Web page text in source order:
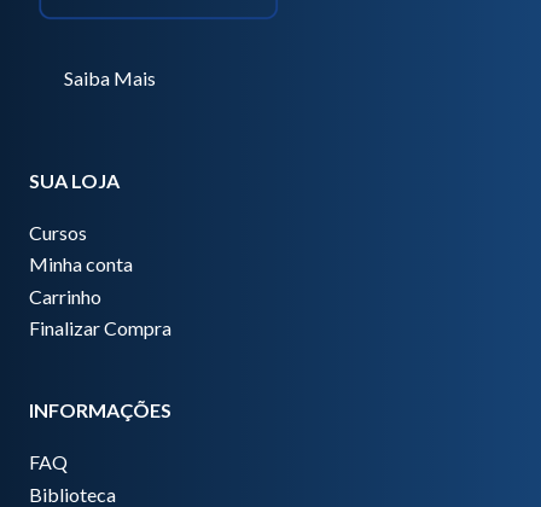
Saiba Mais
SUA LOJA
Cursos
Minha conta
Carrinho
Finalizar Compra
INFORMAÇÕES
FAQ
Biblioteca